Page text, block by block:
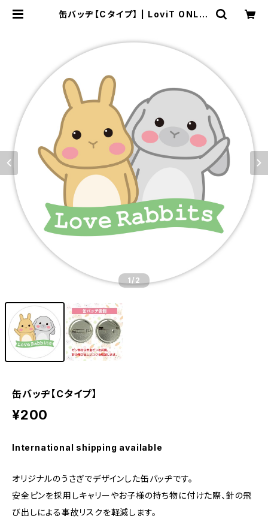
缶バッヂ【Cタイプ】 | LoviT ONLIN
1 /2
缶バッヂ【Cタイプ】
¥200
International shipping available
オリジナルのうさぎでデザインした缶バッヂです。
安全ピンを採用しキャリーやお子様の持ち物に付けた際、針の飛
び出しによる事故リスクを軽減します。